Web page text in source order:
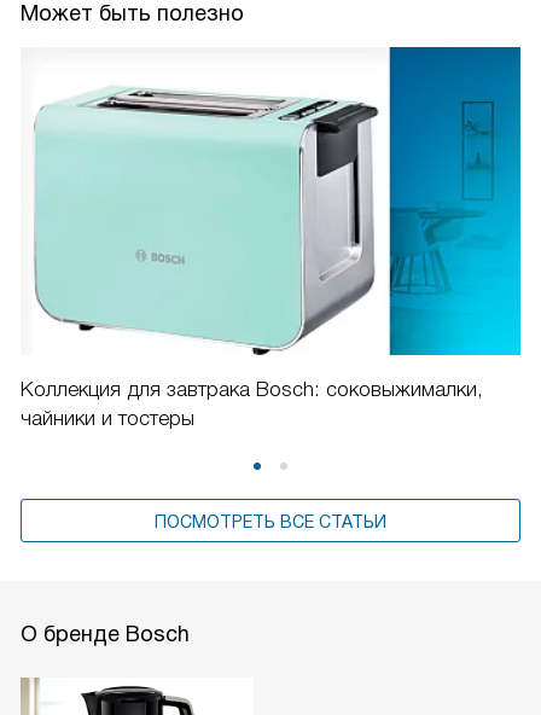
Может быть полезно
Коллекция для завтрака Bosch: соковыжималки,
чайники и тостеры
ПОСМОТРЕТЬ ВСЕ СТАТЬИ
О бренде Bosch